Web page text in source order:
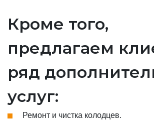
Кроме того,
предлагаем
ряд
услуг:
Ремонт и чистка колодцев.